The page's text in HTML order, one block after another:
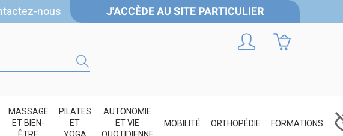
nous J'ACCÈDE AU SITE PARTICULIER
MASSAGE
ET BIEN-
PILATES
ET
AUTONOMIE
ET VIE
MOBILITÉ ORTHOPÉDIE FORMATIONS